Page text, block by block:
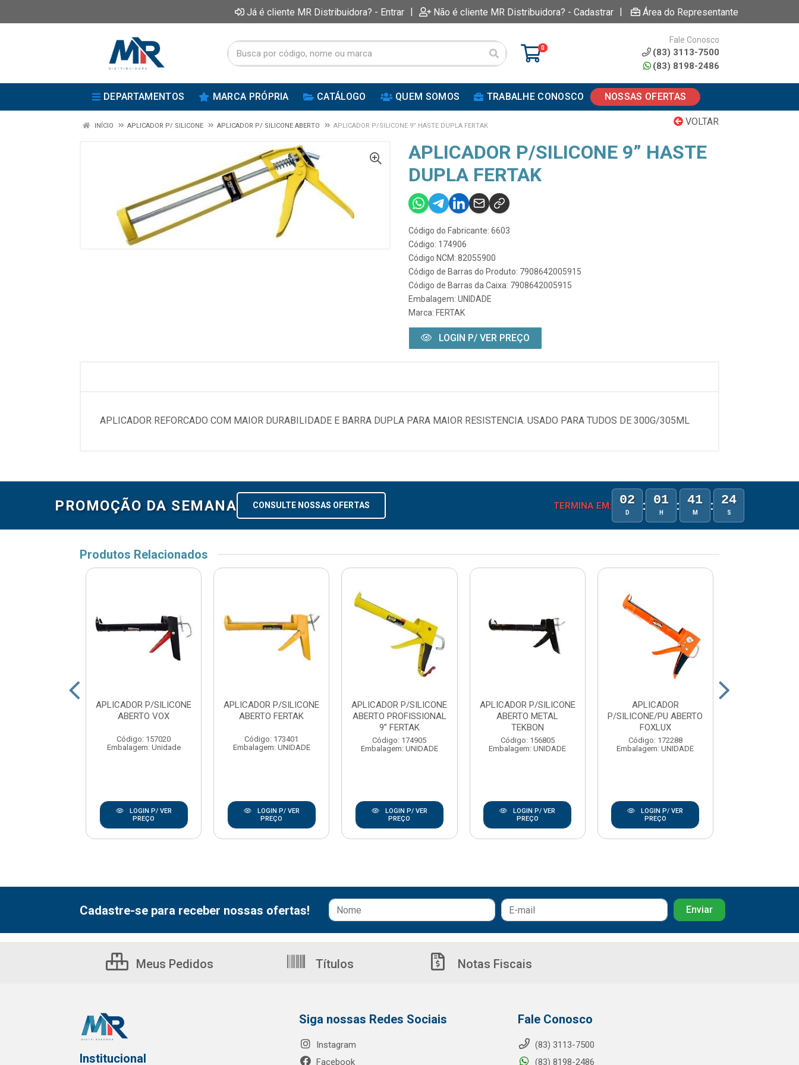
Já é cliente MR Distribuidora? - Entrar | Não é cliente MR Distribuidora? - Cadastrar | Área do Representante
0
Fale Conosco
(83) 3113-7500
(83) 8198-2486
DEPARTAMENTOS MARCA PRÓPRIA CATÁLOGO QUEM SOMOS TRABALHE CONOSCO NOSSAS OFERTAS
VOLTAR
INÍCIO APLICADOR P/ SILICONE APLICADOR P/ SILICONE ABERTO APLICADOR P/SILICONE 9” HASTE DUPLA FERTAK
APLICADOR P/SILICONE 9” HASTE
DUPLA FERTAK
Código do Fabricante: 6603
Código: 174906
Código NCM: 82055900
Código de Barras do Produto: 7908642005915
Código de Barras da Caixa: 7908642005915
Embalagem: UNIDADE
Marca: FERTAK
LOGIN P/ VER PREÇO
APLICADOR REFORCADO COM MAIOR DURABILIDADE E BARRA DUPLA PARA MAIOR RESISTENCIA. USADO PARA TUDOS DE 300G/305ML
PROMOÇÃO DA SEMANA CONSULTE NOSSAS OFERTAS TERMINA EM: 02
D : 01
H : 41
M : 24
S
Produtos Relacionados
APLICADOR P/SILICONE
ABERTO VOX
Código: 157020
Embalagem: Unidade
LOGIN P/ VER
PREÇO
APLICADOR P/SILICONE
ABERTO FERTAK
Código: 173401
Embalagem: UNIDADE
LOGIN P/ VER
PREÇO
APLICADOR P/SILICONE
ABERTO PROFISSIONAL
9” FERTAK
Código: 174905
Embalagem: UNIDADE
LOGIN P/ VER
PREÇO
APLICADOR P/SILICONE
ABERTO METAL
TEKBON
Código: 156805
Embalagem: UNIDADE
LOGIN P/ VER
PREÇO
APLICADOR
P/SILICONE/PU ABERTO
FOXLUX
Código: 172288
Embalagem: UNIDADE
LOGIN P/ VER
PREÇO
Cadastre-se para receber nossas ofertas!
Meus Pedidos Títulos Notas Fiscais
Institucional
Siga nossas Redes Sociais
Instagram
Facebook
Fale Conosco
(83) 3113-7500
(83) 8198-2486